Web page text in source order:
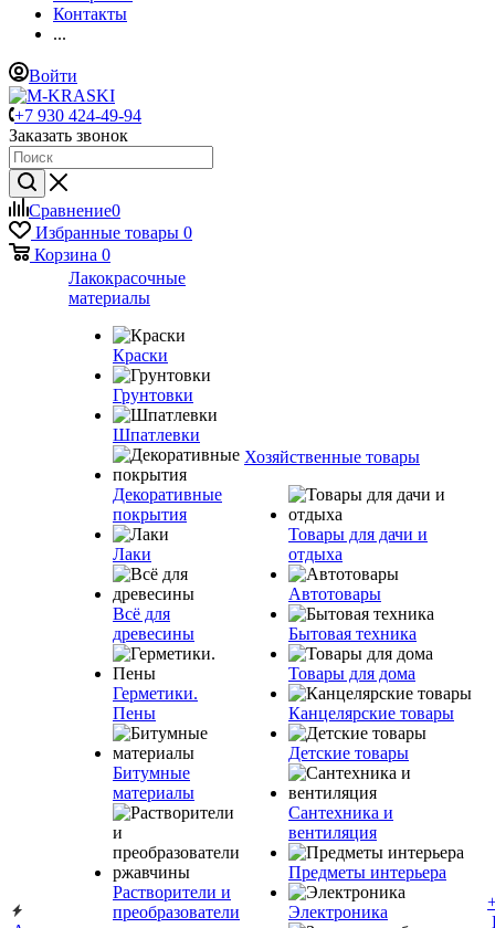
Контакты
...
Войти
+7 930 424-49-94
Заказать звонок
Сравнение0
Избранные товары 0
Корзина 0
Лакокрасочные
материалы
Краски
Грунтовки
Шпатлевки
Декоративные
покрытия
Лаки
Всё для
древесины
Герметики.
Пены
Битумные
материалы
Растворители и
преобразователи
Хозяйственные товары
Товары для дачи и
отдыха
Автотовары
Бытовая техника
Товары для дома
Канцелярские товары
Детские товары
Сантехника и
вентиляция
Предметы интерьера
Электроника